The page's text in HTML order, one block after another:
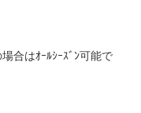
合はｵｰﾙｼｰｽﾞﾝ可能で